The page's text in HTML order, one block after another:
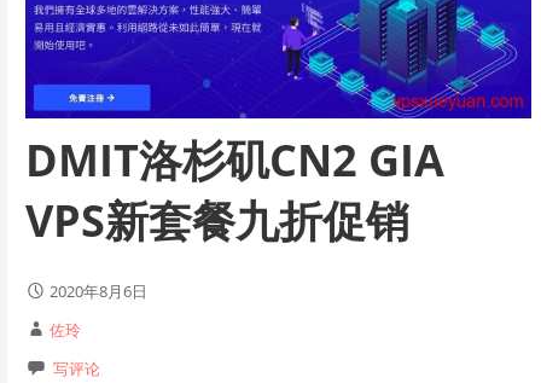
DMIT洛杉矶CN2 GIA
VPS新套餐九折促销
2020年8月6日
佐玲
写评论